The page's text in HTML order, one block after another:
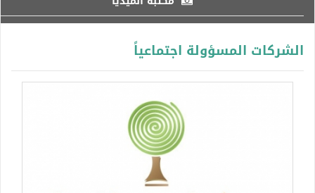
الشركات المسؤولة اجتماعياً